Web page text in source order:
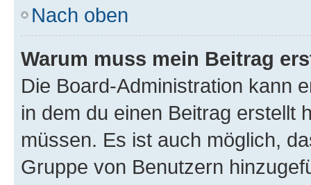
Nach oben
Warum muss mein Beitrag
Die Board-Administration kann
in dem du einen Beitrag erstellt
müssen. Es ist auch möglich,
Gruppe von Benutzern